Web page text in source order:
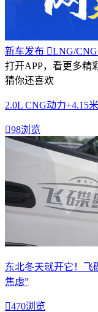
新车发布 LNG/CNG
打开APP，看更多精
猜你还喜欢
2.0L CNG动力+4.15
98浏览
东北冬天就开它！飞
焦虑”
470浏览